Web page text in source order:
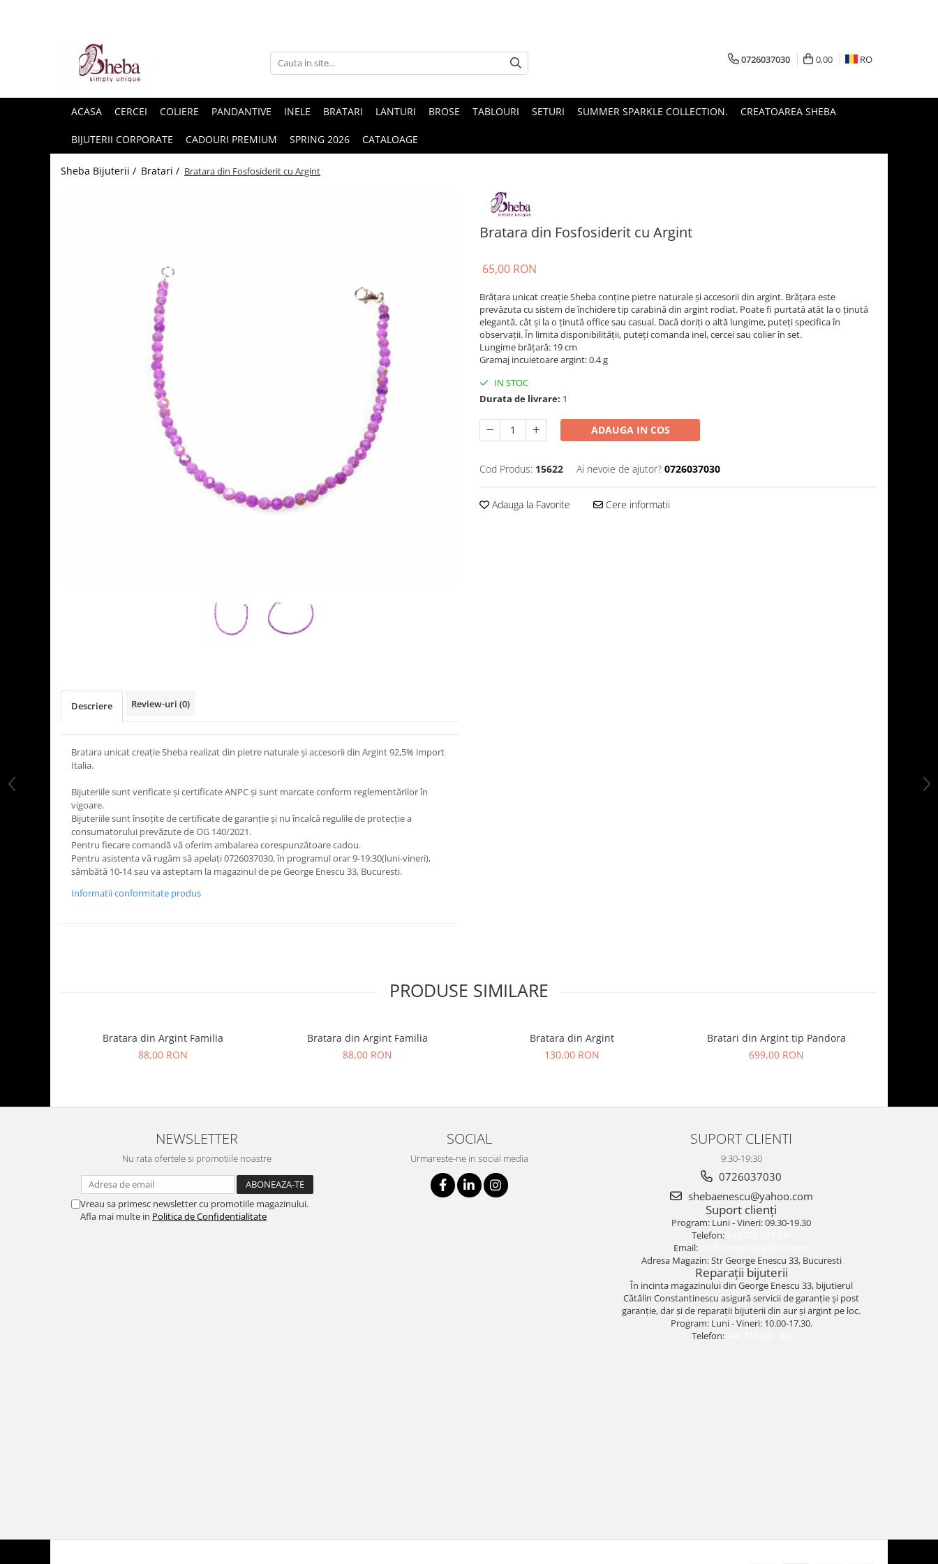
0726037030 0,00 RO
ACASA CERCEI COLIERE PANDANTIVE INELE BRATARI LANTURI BROSE TABLOURI SETURI SUMMER SPARKLE COLLECTION. CREATOAREA SHEBA
BIJUTERII CORPORATE CADOURI PREMIUM SPRING 2026 CATALOAGE
Sheba Bijuterii / Bratari / Bratara din Fosfosiderit cu Argint
Bratara din Fosfosiderit cu Argint
65,00 RON
Brățara unicat creație Sheba conține pietre naturale și accesorii din argint. Brățara este
prevăzuta cu sistem de închidere tip carabină din argint rodiat. Poate fi purtată atât la o ținută
elegantă, cât și la o ținută office sau casual. Dacă doriți o altă lungime, puteți specifica în
observații. În limita disponibilității, puteți comanda inel, cercei sau colier în set.
Lungime brățară: 19 cm
Gramaj incuietoare argint: 0.4 g
IN STOC
Durata de livrare: 1
ADAUGA IN COS
Cod Produs: 15622 Ai nevoie de ajutor? 0726037030
Adauga la Favorite Cere informatii
Descriere Review-uri (0)
Bratara unicat creație Sheba realizat din pietre naturale și accesorii din Argint 92,5% import
Italia.
Bijuteriile sunt verificate şi certificate ANPC și sunt marcate conform reglementărilor în
vigoare.
Bijuteriile sunt însoţite de certificate de garanţie și nu încalcă regulile de protecție a
consumatorului prevăzute de OG 140/2021.
Pentru fiecare comandă vă oferim ambalarea corespunzătoare cadou.
Pentru asistenta vă rugăm să apelați 0726037030, în programul orar 9-19:30(luni-vineri),
sâmbătă 10-14 sau va asteptam la magazinul de pe George Enescu 33, Bucuresti.
Informatii conformitate produs
PRODUSE SIMILARE
Bratara din Argint Familia
88,00 RON
Bratara din Argint Familia
88,00 RON
Bratara din Argint
130,00 RON
Bratari din Argint tip Pandora
699,00 RON
NEWSLETTER
Nu rata ofertele si promotiile noastre
Vreau sa primesc newsletter cu promotiile magazinului.
Afla mai multe in Politica de Confidentialitate
SOCIAL
Urmareste-ne in social media
SUPORT CLIENTI
9:30-19:30
0726037030
shebaenescu@yahoo.com
Suport clienți
Program: Luni - Vineri: 09.30-19.30
Telefon:
Email:
Adresa Magazin: Str George Enescu 33, Bucuresti
Reparații bijuterii
În incinta magazinului din George Enescu 33, bijutierul
Cătălin Constantinescu asigură servicii de garanție și post
garanție, dar și de reparații bijuterii din aur și argint pe loc.
Program: Luni - Vineri: 10.00-17.30.
Telefon: